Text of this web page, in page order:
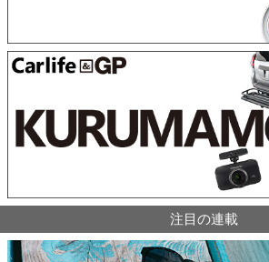
注目の連載